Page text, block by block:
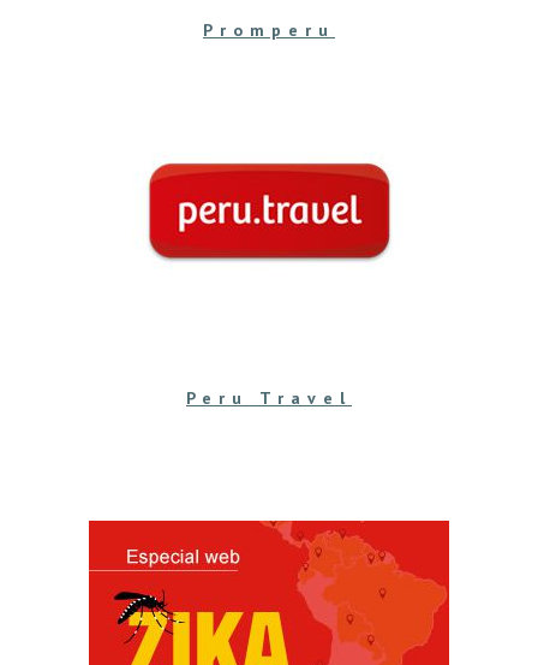
Promperu
Peru Travel